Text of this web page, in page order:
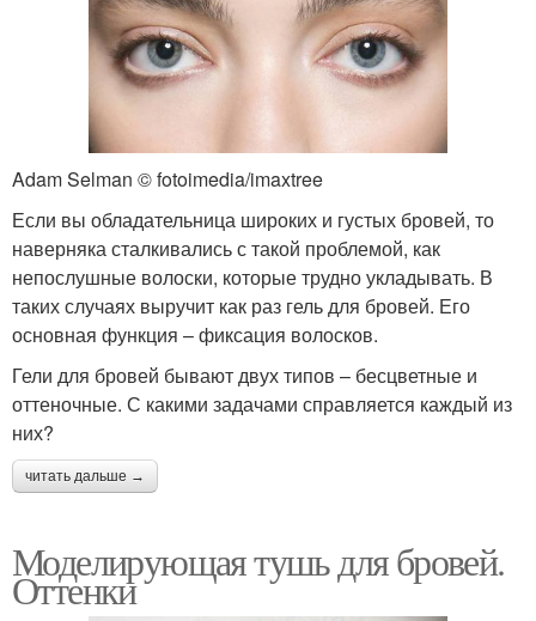
Adam Selman © fotoimedia/imaxtree
Если вы обладательница широких и густых бровей, то
наверняка сталкивались с такой проблемой, как
непослушные волоски, которые трудно укладывать. В
таких случаях выручит как раз гель для бровей. Его
основная функция – фиксация волосков.
Гели для бровей бывают двух типов – бесцветные и
оттеночные. С какими задачами справляется каждый из
них?
читать дальше →
Моделирующая тушь для бровей.
Оттенки